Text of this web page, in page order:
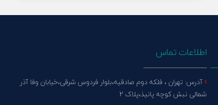
اطلاعات تماس
آدرس: تهران ، فلکه دوم صادقیه،بلوار فردوس شرقی،خیابان وفا آذر
شمالی نبش کوچه پانیذ،پلاک 2